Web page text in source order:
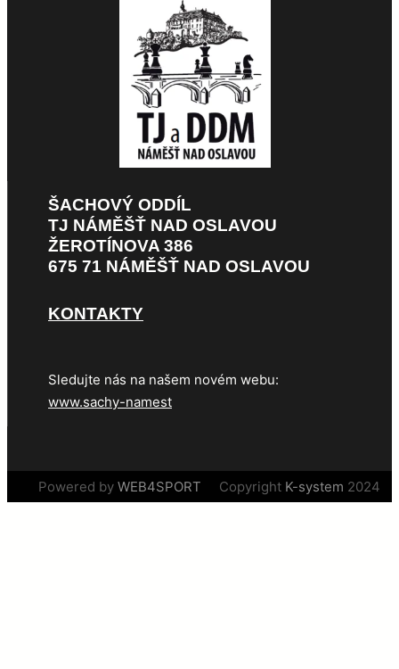
ŠACHOVÝ ODDÍL
TJ NÁMĚŠŤ NAD OSLAVOU
ŽEROTÍNOVA 386
675 71 NÁMĚŠŤ NAD OSLAVOU
KONTAKTY
Sledujte nás na našem novém webu:
www.sachy-namest
Powered by WEB4SPORT Copyright K-system 2024